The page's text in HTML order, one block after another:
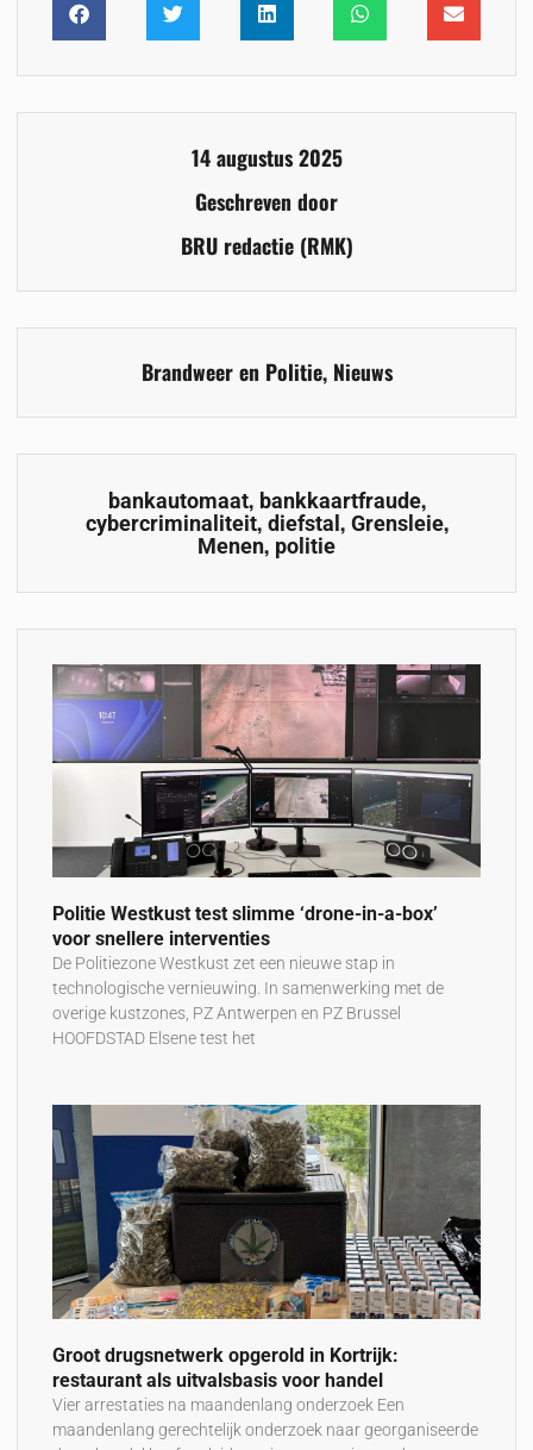
14 augustus 2025
Geschreven door
BRU redactie (RMK)
Brandweer en Politie, Nieuws
bankautomaat, bankkaartfraude,
cybercriminaliteit, diefstal , Grensleie,
Menen, politie
Politie Westkust test slimme ‘drone-in-a-box’
voor snellere interventies
De Politiezone Westkust zet een nieuwe stap in
technologische vernieuwing. In samenwerking met de
overige kustzones, PZ Antwerpen en PZ Brussel
HOOFDSTAD Elsene test het
Groot drugsnetwerk opgerold in Kortrijk:
restaurant als uitvalsbasis voor handel
Vier arrestaties na maandenlang onderzoek Een
maandenlang gerechtelijk onderzoek naar georganiseerde